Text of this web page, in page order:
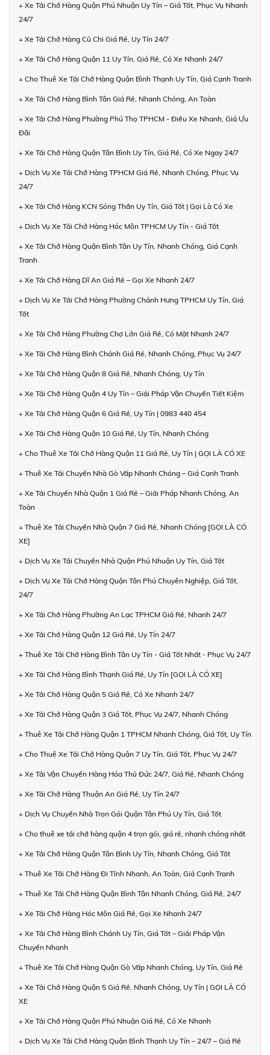
+ Xe Tải Chở Hàng Quận Phú Nhuận Uy Tín – Giá Tốt, Phục Vụ Nhanh
24/7
+ Xe Tải Chở Hàng Củ Chi Giá Rẻ, Uy Tín 24/7
+ Xe Tải Chở Hàng Quận 11 Uy Tín, Giá Rẻ, Có Xe Nhanh 24/7
+ Cho Thuê Xe Tải Chở Hàng Quận Bình Thạnh Uy Tín, Giá Cạnh Tranh
+ Xe Tải Chở Hàng Bình Tân Giá Rẻ, Nhanh Chóng, An Toàn
+ Xe Tải Chở Hàng Phường Phú Thọ TPHCM - Điều Xe Nhanh, Giá Ưu
Đãi
+ Xe Tải Chở Hàng Quận Tân Bình Uy Tín, Giá Rẻ, Có Xe Ngay 24/7
+ Dịch Vụ Xe Tải Chở Hàng TPHCM Giá Rẻ, Nhanh Chóng, Phục Vụ
24/7
+ Xe Tải Chở Hàng KCN Sóng Thần Uy Tín, Giá Tốt | Gọi Là Có Xe
+ Dịch Vụ Xe Tải Chở Hàng Hóc Môn TPHCM Uy Tín - Giá Tốt
+ Xe Tải Chở Hàng Quận Bình Tân Uy Tín, Nhanh Chóng, Giá Cạnh
Tranh
+ Xe Tải Chở Hàng Dĩ An Giá Rẻ – Gọi Xe Nhanh 24/7
+ Dịch Vụ Xe Tải Chở Hàng Phường Chánh Hưng TPHCM Uy Tín, Giá
Tốt
+ Xe Tải Chở Hàng Phường Chợ Lớn Giá Rẻ, Có Mặt Nhanh 24/7
+ Xe Tải Chở Hàng Bình Chánh Giá Rẻ, Nhanh Chóng, Phục Vụ 24/7
+ Xe Tải Chở Hàng Quận 8 Giá Rẻ, Nhanh Chóng, Uy Tín
+ Xe Tải Chở Hàng Quận 4 Uy Tín – Giải Pháp Vận Chuyển Tiết Kiệm
+ Xe Tải Chở Hàng Quận 6 Giá Rẻ, Uy Tín | 0983 440 454
+ Xe Tải Chở Hàng Quận 10 Giá Rẻ, Uy Tín, Nhanh Chóng
+ Cho Thuê Xe Tải Chở Hàng Quận 11 Giá Rẻ, Uy Tín | GỌI LÀ CÓ XE
+ Thuê Xe Tải Chuyển Nhà Gò Vấp Nhanh Chóng – Giá Cạnh Tranh
+ Xe Tải Chuyển Nhà Quận 1 Giá Rẻ – Giải Pháp Nhanh Chóng, An
Toàn
+ Thuê Xe Tải Chuyển Nhà Quận 7 Giá Rẻ, Nhanh Chóng [GỌI LÀ CÓ
XE]
+ Dịch Vụ Xe Tải Chuyển Nhà Quận Phú Nhuận Uy Tín, Giá Tốt
+ Dịch Vụ Xe Tải Chở Hàng Quận Tân Phú Chuyên Nghiệp, Giá Tốt,
24/7
+ Xe Tải Chở Hàng Phường An Lạc TPHCM Giá Rẻ, Nhanh 24/7
+ Xe Tải Chở Hàng Quận 12 Giá Rẻ, Uy Tín 24/7
+ Thuê Xe Tải Chở Hàng Bình Tân Uy Tín - Giá Tốt Nhất - Phục Vụ 24/7
+ Xe Tải Chở Hàng Bình Thạnh Giá Rẻ, Uy Tín [GỌI LÀ CÓ XE]
+ Xe Tải Chở Hàng Quận 5 Giá Rẻ, Có Xe Nhanh 24/7
+ Xe Tải Chở Hàng Quận 3 Giá Tốt, Phục Vụ 24/7, Nhanh Chóng
+ Thuê Xe Tải Chở Hàng Quận 1 TPHCM Nhanh Chóng, Giá Tốt, Uy Tín
+ Cho Thuê Xe Tải Chở Hàng Quận 7 Uy Tín, Giá Tốt, Phục Vụ 24/7
+ Xe Tải Vận Chuyển Hàng Hóa Thủ Đức 24/7, Giá Rẻ, Nhanh Chóng
+ Xe Tải Chở Hàng Thuận An Giá Rẻ, Uy Tín 24/7
+ Dịch Vụ Chuyển Nhà Trọn Gói Quận Tân Phú Uy Tín, Giá Tốt
+ Cho thuê xe tải chở hàng quận 4 trọn gói, giá rẻ, nhanh chóng nhất
+ Xe Tải Chở Hàng Quận Tân Bình Uy Tín, Nhanh Chóng, Giá Tốt
+ Thuê Xe Tải Chở Hàng Đi Tỉnh Nhanh, An Toàn, Giá Cạnh Tranh
+ Thuê Xe Tải Chở Hàng Quận Bình Tân Nhanh Chóng, Giá Rẻ, 24/7
+ Xe Tải Chở Hàng Hóc Môn Giá Rẻ, Gọi Xe Nhanh 24/7
+ Xe Tải Chở Hàng Bình Chánh Uy Tín, Giá Tốt – Giải Pháp Vận
Chuyển Nhanh
+ Thuê Xe Tải Chở Hàng Quận Gò Vấp Nhanh Chóng, Uy Tín, Giá Rẻ
+ Xe Tải Chở Hàng Quận 5 Giá Rẻ, Nhanh Chóng, Uy Tín | GỌI LÀ CÓ
XE
+ Xe Tải Chở Hàng Quận Phú Nhuận Giá Rẻ, Có Xe Nhanh
+ Dịch Vụ Xe Tải Chở Hàng Quận Bình Thạnh Uy Tín – 24/7 – Giá Rẻ